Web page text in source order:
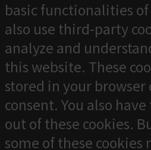
basic functionalities
also use third-party
analyze and
this website. These
stored in your
consent. You also
out of these cookies.
some of these cookies